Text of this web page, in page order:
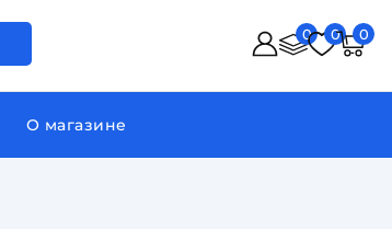
0 0 0
О магазине